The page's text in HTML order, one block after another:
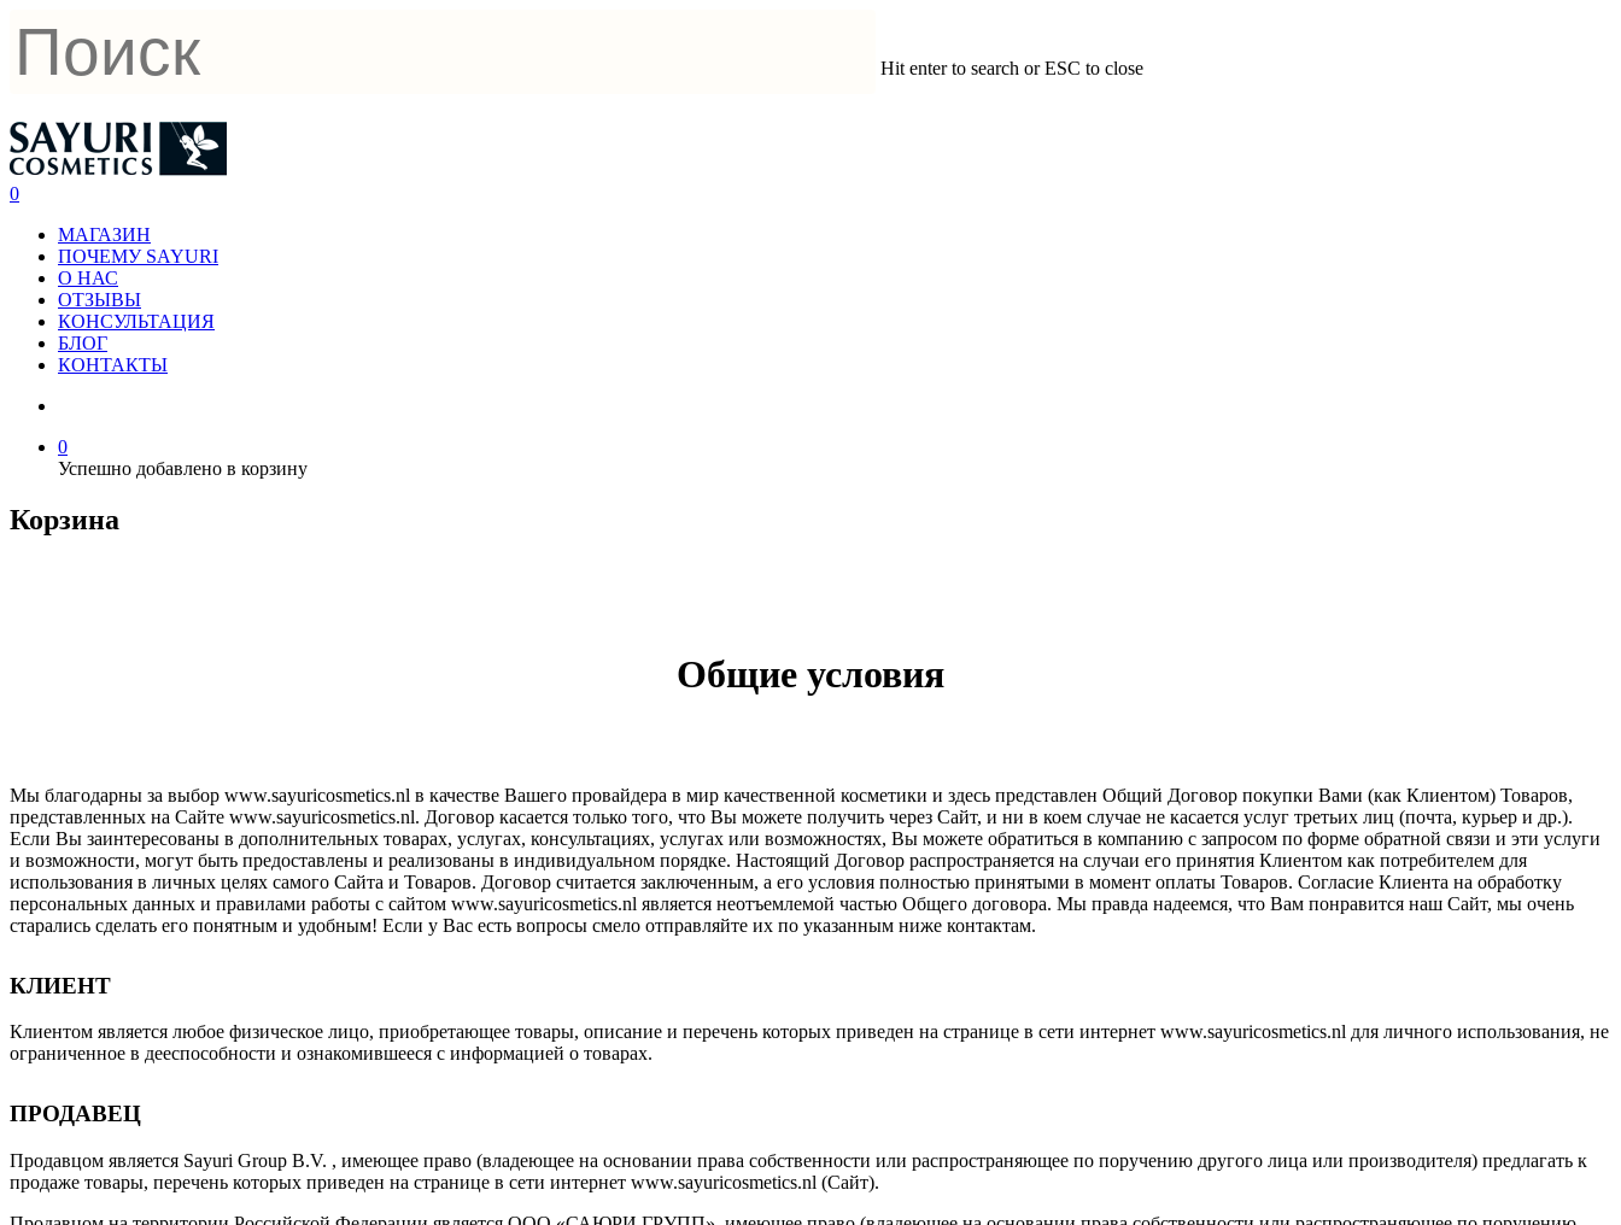
Hit enter to search or ESC to close
0
МАГАЗИН
ПОЧЕМУ SAYURI
О НАС
ОТЗЫВЫ
КОНСУЛЬТАЦИЯ
БЛОГ
КОНТАКТЫ
0
Успешно добавлено в корзину
Корзина
Общие условия
Мы благодарны за выбор www.sayuricosmetics.nl в качестве Вашего провайдера в мир качественной косметики и здесь представлен Общий Договор покупки Вами (как Клиентом) Товаров,
представленных на Cайте www.sayuricosmetics.nl. Договор касается только того, что Вы можете получить через Сайт, и ни в коем случае не касается услуг третьих лиц (почта, курьер и др.).
Если Вы заинтересованы в дополнительных товарах, услугах, консультациях, услугах или возможностях, Вы можете обратиться в компанию с запросом по форме обратной связи и эти услуги
и возможности, могут быть предоставлены и реализованы в индивидуальном порядке. Настоящий Договор распространяется на случаи его принятия Клиентом как потребителем для
использования в личных целях самого Сайта и Товаров. Договор считается заключенным, а его условия полностью принятыми в момент оплаты Товаров. Согласие Клиента на обработку
персональных данных и правилами работы с сайтом www.sayuricosmetics.nl является неотъемлемой частью Общего договора. Мы правда надеемся, что Вам понравится наш Сайт, мы очень
старались сделать его понятным и удобным! Если у Вас есть вопросы смело отправляйте их по указанным ниже контактам.
КЛИЕНТ
Клиентом является любое физическое лицо, приобретающее товары, описание и перечень которых приведен на странице в сети интернет www.sayuricosmetics.nl для личного использования, не
ограниченное в дееспособности и ознакомившееся с информацией о товарах.
ПРОДАВЕЦ
Продавцом является Sayuri Group B.V. , имеющее право (владеющее на основании права собственности или распространяющее по поручению другого лица или производителя) предлагать к
продаже товары, перечень которых приведен на странице в сети интернет www.sayuricosmetics.nl (Сайт).